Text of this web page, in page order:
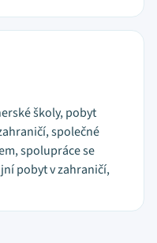
školy, pobyt
společné
spolupráce se
pobyt v zahraničí,